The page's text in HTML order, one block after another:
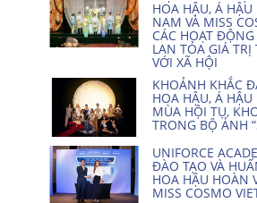
HOA HẬU, Á HẬU
NAM VÀ MISS
CÁC HOẠT
LAN TỎA GIÁ
VỚI XÃ HỘI
KHOẢNH KHẮC
HOA HẬU, Á
MÙA HỘI TỤ,
TRONG BỘ ẢNH
UNIFORCE
ĐÀO TẠO VÀ
HOA HẬU HOÀN
MISS COSMO